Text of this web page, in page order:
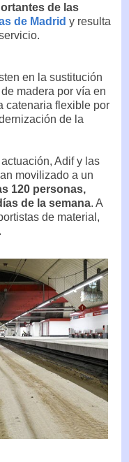
de las
de Madrid y resulta
en la sustitución
madera por vía en
catenaria flexible por
de la
Adif y las
movilizado a un
120 personas,
de la semana. A
de material,